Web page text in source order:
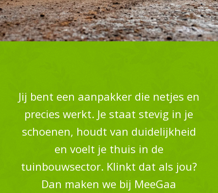
Jij bent een aanpakker die netjes en
precies werkt. Je staat stevig in je
schoenen, houdt van duidelijkheid
en voelt je thuis in de
tuinbouwsector. Klinkt dat als jou?
Dan maken we bij MeeGaa